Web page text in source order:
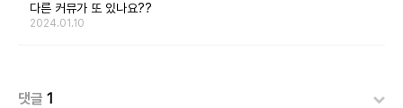
다른 커뮤가 또 있나요??
2024.01.10
댓글 1